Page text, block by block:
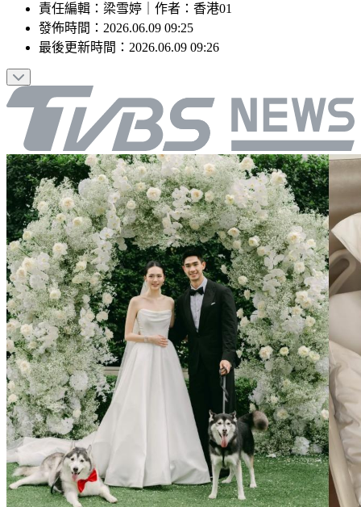
發佈時間： 2026.06.09 09:25
最後更新時間：2026.06.09 09:26